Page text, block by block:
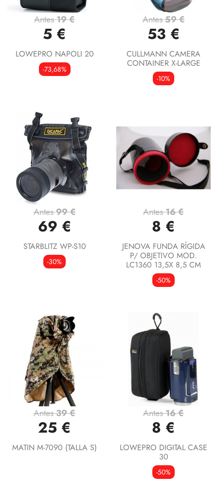
Antes19 €
5 €
LOWEPRO NAPOLI 20
-73,68%
Antes59 €
53 €
CULLMANN CAMERA
CONTAINER X-LARGE
-10%
Antes99 €
69 €
STARBLITZ WP-S10
-30%
Antes16 €
8 €
JENOVA FUNDA RÍGIDA
P/ OBJETIVO MOD.
LC1360 13,5X 8,5 CM
-50%
Antes39 €
25 €
MATIN M-7090 (TALLA S)
Antes16 €
8 €
LOWEPRO DIGITAL CASE
30
-50%